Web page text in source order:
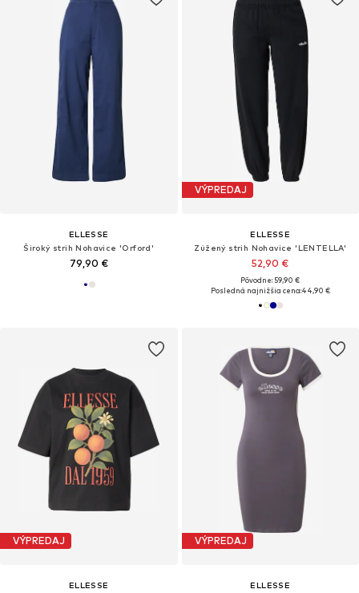
ELLESSE
Široký strih Nohavice 'Orford'
79,90 €
VÝPREDAJ
ELLESSE
Zúžený strih Nohavice 'LENTELLA'
52,90 €
Pôvodne: 59,90 €
Posledná najnižšia cena:44,90 €
VÝPREDAJ
ELLESSE
VÝPREDAJ
ELLESSE